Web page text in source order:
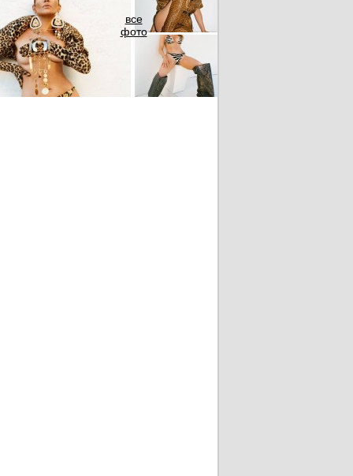
все
фото